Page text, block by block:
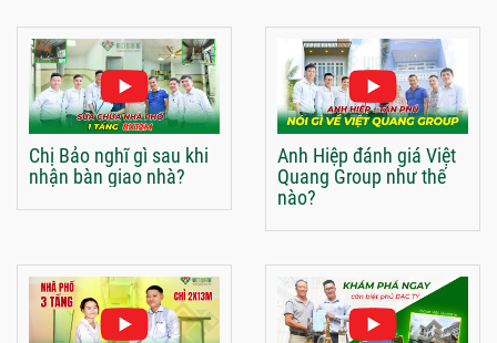
Chị Bảo nghĩ gì sau khi
nhận bàn giao nhà?
Anh Hiệp đánh giá Việt
Quang Group như thế
nào?